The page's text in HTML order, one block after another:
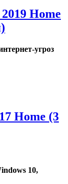
Home
угроз
Home (3
10,